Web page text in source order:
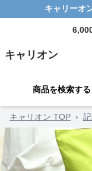
キャリーオ
キャリオン
商品を検索する
キャリオン TOP ›